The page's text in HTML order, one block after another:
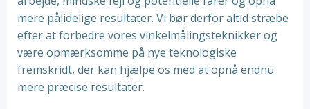
mere pålidelige resultater. Vi bør derfor altid stræbe
efter at forbedre vores vinkelmålingsteknikker og
være opmærksomme på nye teknologiske
fremskridt, der kan hjælpe os med at opnå endnu
mere præcise resultater.